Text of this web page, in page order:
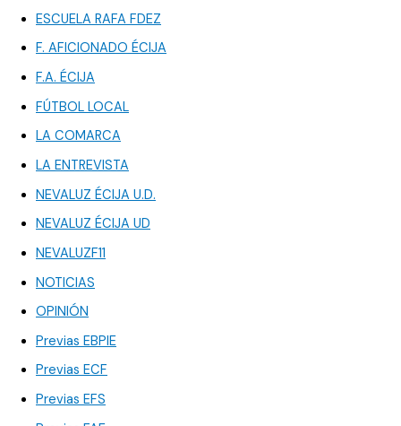
ESCUELA RAFA FDEZ
F. AFICIONADO ÉCIJA
F.A. ÉCIJA
FÚTBOL LOCAL
LA COMARCA
LA ENTREVISTA
NEVALUZ ÉCIJA U.D.
NEVALUZ ÉCIJA UD
NEVALUZF11
NOTICIAS
OPINIÓN
Previas EBPIE
Previas ECF
Previas EFS